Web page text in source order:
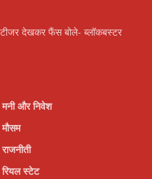
टीजर देखकर फैंस बोले- ब्लॉकबस्टर
मनी और निवेश
मौसम
राजनीती
रियल स्टेट